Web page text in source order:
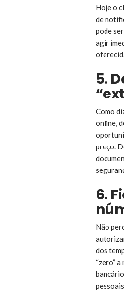
Hoje o
de
pode
agir
5.
Como
online,
preço.
6.
Não
dos
“zero”
pessoais.